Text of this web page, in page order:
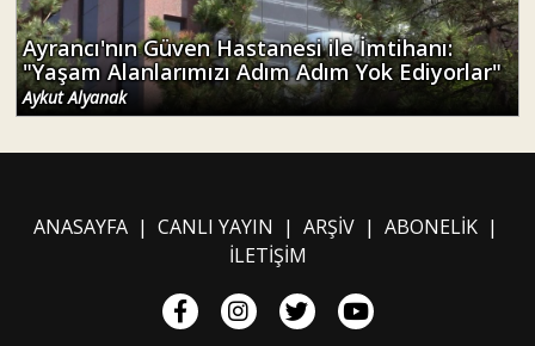
Ayrancı'nın Güven Hastanesi ile İmtihanı:
"Yaşam Alanlarımızı Adım Adım Yok Ediyorlar"
Aykut Alyanak
ANASAYFA| CANLI YAYIN | ARŞİV| ABONELİK|
İLETİŞİM